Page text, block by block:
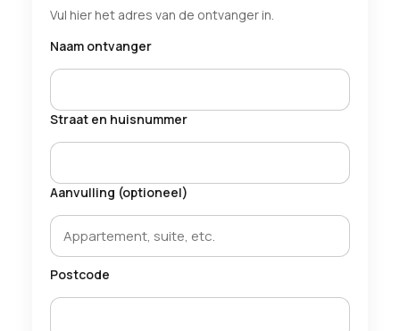
Vul hier het adres van de ontvanger in.
Naam ontvanger
Straat en huisnummer
Aanvulling (optioneel)
Postcode